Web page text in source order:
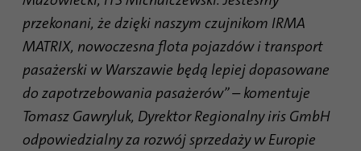
przekonani, że dzięki naszym czujnikom IRMA
MATRIX, nowoczesna flota pojazdów i transport
pasażerski w Warszawie będą lepiej dopasowane
do zapotrzebowania pasażerów” – komentuje
Tomasz Gawryluk, Dyrektor Regionalny iris GmbH
odpowiedzialny za rozwój sprzedaży w Europie
dwuskładnikowego i był już wcześniej
zalogowany
Nazwa AnalyticsSyncHistory
.linkedin.com